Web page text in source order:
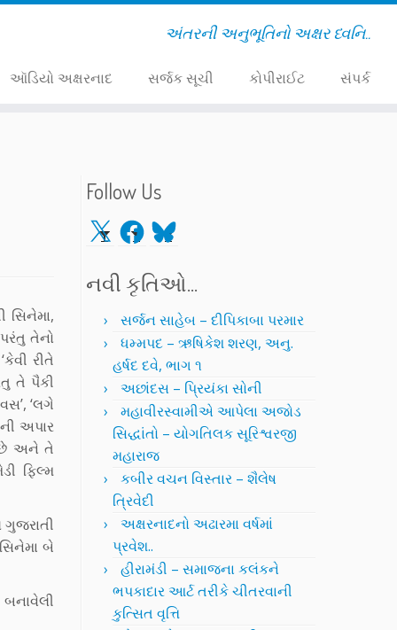
અંતરની અનુભૂતિનો અક્ષર ધ્વનિ..
ઑડિયો અક્ષરનાદ સર્જક સૂચી કોપીરાઈટ સંપર્ક
સિનેમા,
તેનો
રીતે
તે પૈકી
‘લગે
અપાર
છે અને તે
ફિલ્મ
બે
Follow Us
X Facebook
Bluesky
નવી કૃતિઓ…
સર્જન સાહેબ – દીપિકાબા પરમાર
ધમ્મપદ – ઋષિકેશ શરણ, અનુ.
હર્ષદ દવે, ભાગ ૧
અછાંદસ – પ્રિયંકા સોની
મહાવીરસ્વામીએ આપેલા અજોડ
સિદ્ધાંતો – યોગતિલક સૂરિશ્વરજી
મહારાજ
કબીર વચન વિસ્તાર – શૈલેષ
ત્રિવેદી
અક્ષરનાદનો અઢારમા વર્ષમાં
પ્રવેશ..
હીરામંડી – સમાજના કલંકને
ભપકાદાર આર્ટ તરીકે ચીતરવાની
કુત્સિત વૃત્તિ